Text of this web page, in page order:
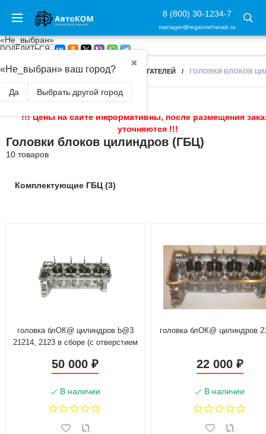
8 (800) 30-1234-7
manager@regiontehsnab.ru
«Не_выбран»
✖
«Не_выбран» ваш город?
Да Выбрать другой город
ПОДЕЛИТЬСЯ:
ГЛАВНАЯ / КОМПЛЕКТУЮЩИЕ ДЛЯ ДВИГАТЕЛЕЙ / ГОЛОВКИ БЛОКОВ
!!! Цены на сайте информативны, после размещения
уточняются !!!
Головки блоков цилиндров (ГБЦ)
10 товаров
Комплектующие ГБЦ (3)
головка блОК@ цилиндров b@3
21214, 2123 в сборе (с отверстием
распредвала) 21214-1003015-30
50 000₽
В наличии
головка блОК@ цилиндров
22 000 ₽
В наличии